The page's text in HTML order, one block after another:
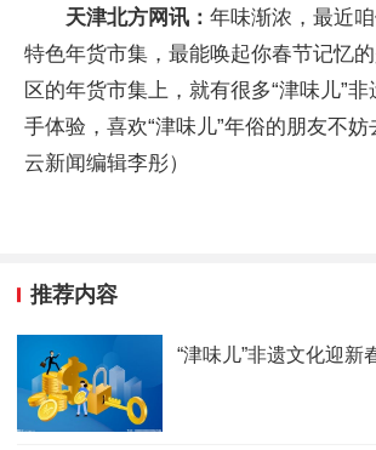
天津北方网讯： 年味渐浓，最近
特色年货市集，最能唤起你春节记忆
区的年货市集上，就有很多“津味儿”
手体验，喜欢“津味儿”年俗的朋友不
云新闻编辑李彤）
推荐内容
“津味儿”非遗文化迎新